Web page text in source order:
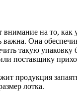
на то,
Она
такую
поставщику
продукция
лотка.